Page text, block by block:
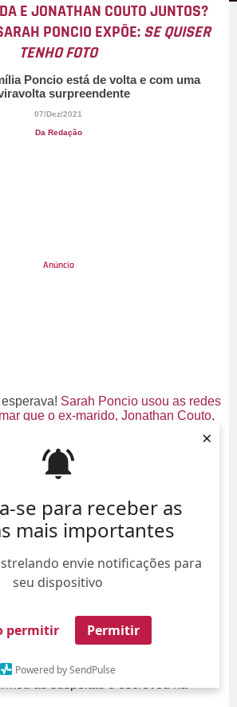
se para receber as
mais importantes
envie notificações para
seu dispositivo
permitir Permitir
Powered by SendPulse
×
E JONATHAN COUTO JUNTOS?
PONCIO EXPÕE:SE QUISER
TENHO FOTO
Poncio está de volta e com uma
surpreendente
07/Dez/2021
Da Redação
Sarah Poncio usou as redes
que o ex-marido, Jonathan Couto,
com Letícia Almeida.
desta terça-feira, dia 7, a
afirmou que os dois estão juntos e
o relacionamento deles.
uma página que divulga
família Poncio nas redes sociais
Couto mandou na caixinha de
a pergunta:
boomerangafirmando que sim e
ter sido escondida, um suposto
seria capaz de desvendar os perfis
das pessoas feitas no
entregando a interação entre
as suspeitas e escreveu na